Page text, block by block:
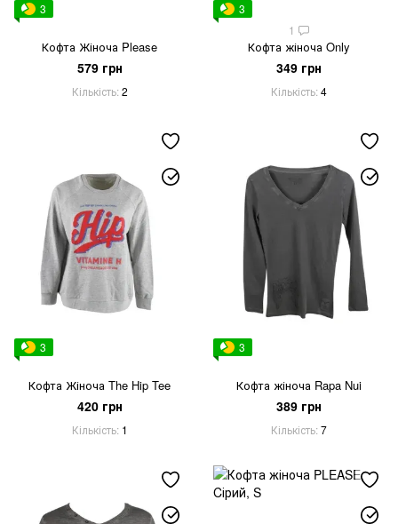
3
Кофта Жіноча Please
579 грн
Кількість 2
3
1
Кофта жіноча Only
349 грн
Кількість 4
3
Кофта Жіноча The Hip Tee
420 грн
Кількість 1
3
Кофта жіноча Rapa Nui
389 грн
Кількість 7